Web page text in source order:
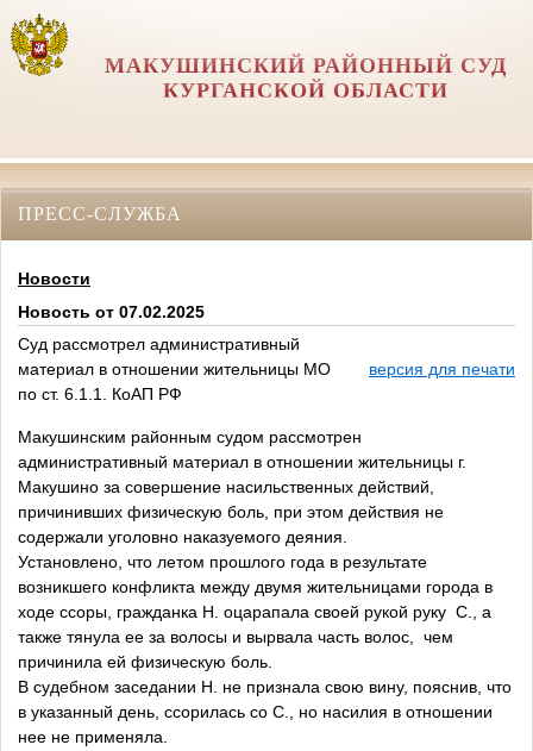
МАКУШИНСКИЙ РАЙОННЫЙ СУД
КУРГАНСКОЙ ОБЛАСТИ
ПРЕСС-СЛУЖБА
Новости
Новость от 07.02.2025
Суд рассмотрел административный
материал в отношении жительницы МО
по ст. 6.1.1. КоАП РФ
версия для печати
Макушинским районным судом рассмотрен
административный материал в отношении жительницы г.
Макушино за совершение насильственных действий,
причинивших физическую боль, при этом действия не
содержали уголовно наказуемого деяния.
Установлено, что летом прошлого года в результате
возникшего конфликта между двумя жительницами города в
ходе ссоры, гражданка Н. оцарапала своей рукой руку С., а
также тянула ее за волосы и вырвала часть волос, чем
причинила ей физическую боль.
В судебном заседании Н. не признала свою вину, пояснив, что
в указанный день, ссорилась со С., но насилия в отношении
нее не применяла.